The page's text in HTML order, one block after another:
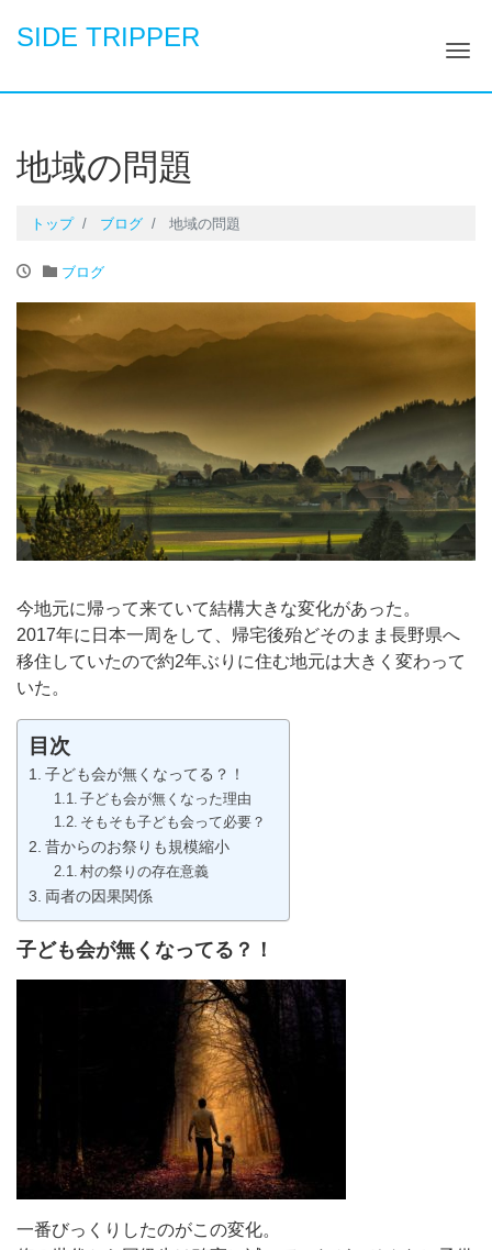
SIDE TRIPPER
ナ
地域の問題
トップ ブログ 地域の問題
ブログ
今地元に帰って来ていて結構大きな変化があった。
2017年に日本一周をして、帰宅後殆どそのまま長野県へ
移住していたので約2年ぶりに住む地元は大きく変わって
いた。
目次
子ども会が無くなってる？！
子ども会が無くなった理由
そもそも子ども会って必要？
昔からのお祭りも規模縮小
村の祭りの存在意義
両者の因果関係
子ども会が無くなってる？！
一番びっくりしたのがこの変化。